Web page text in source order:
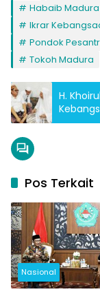
Habaib Madura
Ikrar
Pondok
Tokoh Madura
H.
untuk
Pos Terkait
Nasional